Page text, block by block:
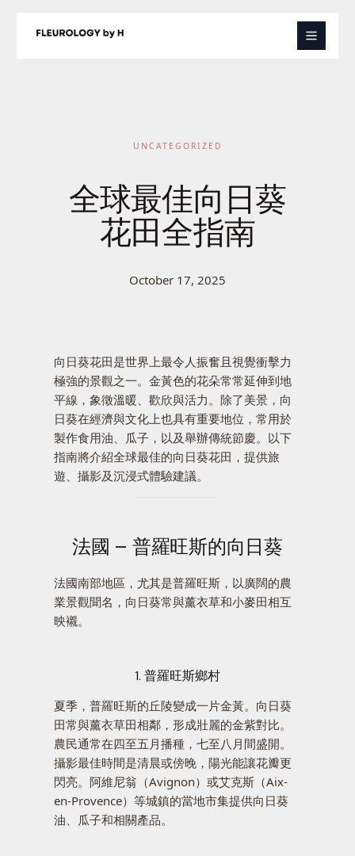
UNCATEGORIZED
全球最佳向日葵
花田全指南
October 17, 2025
向日葵花田是世界上最令人振奮且視覺衝擊力
極強的景觀之一。金黃色的花朵常常延伸到地
平線，象徵溫暖、歡欣與活力。除了美景，向
日葵在經濟與文化上也具有重要地位，常用於
製作食用油、瓜子，以及舉辦傳統節慶。以下
指南將介紹全球最佳的向日葵花田，提供旅
遊、攝影及沉浸式體驗建議。
法國 – 普羅旺斯的向日葵
法國南部地區，尤其是普羅旺斯，以廣闊的農
業景觀聞名，向日葵常與薰衣草和小麥田相互
映襯。
1. 普羅旺斯鄉村
夏季，普羅旺斯的丘陵變成一片金黃。向日葵
田常與薰衣草田相鄰，形成壯麗的金紫對比。
農民通常在四至五月播種，七至八月間盛開。
攝影最佳時間是清晨或傍晚，陽光能讓花瓣更
閃亮。阿維尼翁（Avignon）或艾克斯（Aix-
en-Provence）等城鎮的當地市集提供向日葵
油、瓜子和相關產品。